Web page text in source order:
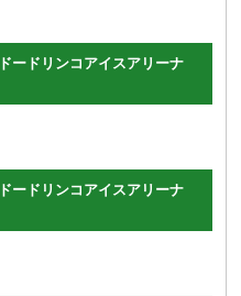
ードリンコアイスアリーナ
ードリンコアイスアリーナ